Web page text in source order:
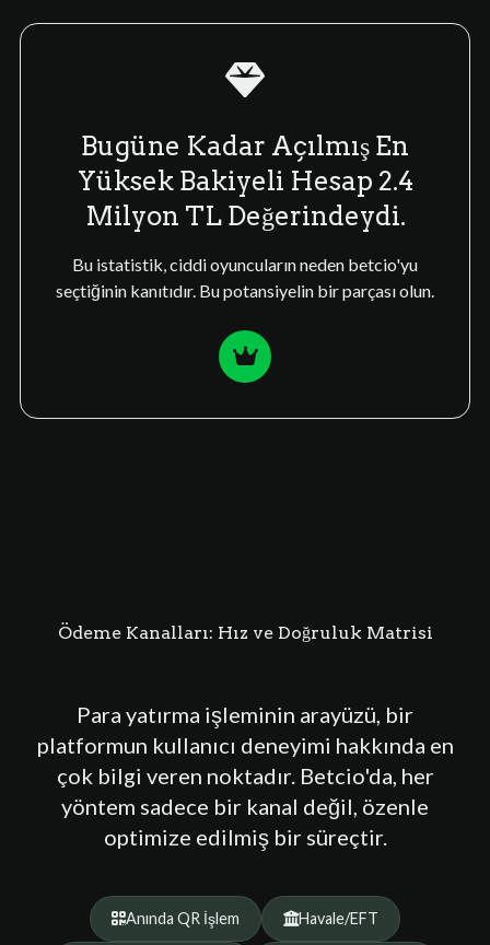
Bugüne Kadar Açılmış En
Yüksek Bakiyeli Hesap 2.4
Milyon TL Değerindeydi.
Bu istatistik, ciddi oyuncuların neden betcio'yu
seçtiğinin kanıtıdır. Bu potansiyelin bir parçası olun.
Ödeme Kanalları: Hız ve Doğruluk Matrisi
Para yatırma işleminin arayüzü, bir
platformun kullanıcı deneyimi hakkında en
çok bilgi veren noktadır. Betcio'da, her
yöntem sadece bir kanal değil, özenle
optimize edilmiş bir süreçtir.
Anında QR İşlem Havale/EFT